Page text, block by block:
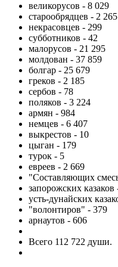
великорусов - 8 029
старообрядцев - 2 265
некрасовцев - 299
субботников - 42
малорусов - 21 295
молдован - 37 859
болгар - 25 679
греков - 2 185
сербов - 78
поляков - 3 224
армян - 984
немцев - 6 407
выкрестов - 10
цыган - 179
турок - 5
евреев - 2 669
"Составляющих
запорожских казаков
усть-дунайских
"волонтиров" - 379
арнаутов - 606
Всего 112 722 души.